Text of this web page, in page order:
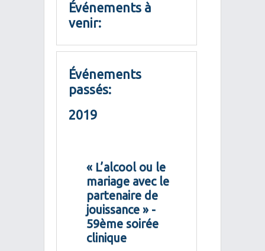
Événements à
venir:
Événements
passés:
2019
« L’alcool ou le
mariage avec le
partenaire de
jouissance » -
59ème soirée
clinique